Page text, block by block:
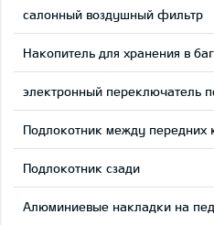
салонный воздушный фильтр
Накопитель для хранения в
электронный переключатель
Подлокотник между передних
Подлокотник сзади
Aлюминиевые накладки на